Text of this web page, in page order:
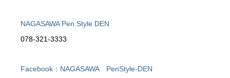
NAGASAWA Pen Style DEN
078-321-3333
Facebook：NAGASAWA PenStyle-DEN